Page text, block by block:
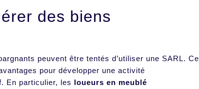
des biens
peuvent être tentés d’utiliser une SARL. Ce
pour développer une activité
En particulier, les loueurs en meublé